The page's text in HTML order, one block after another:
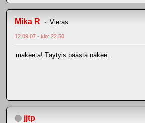
Mika R Vieras
12.09.07 - klo: 22.50
makeeta! Täytyis päästä näkee..
jjtp